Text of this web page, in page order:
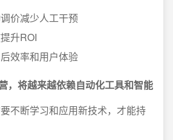
价减少人工干预
升ROI
效率和用户体验
，将越来越依赖自动化工具和智能
不断学习和应用新技术，才能持